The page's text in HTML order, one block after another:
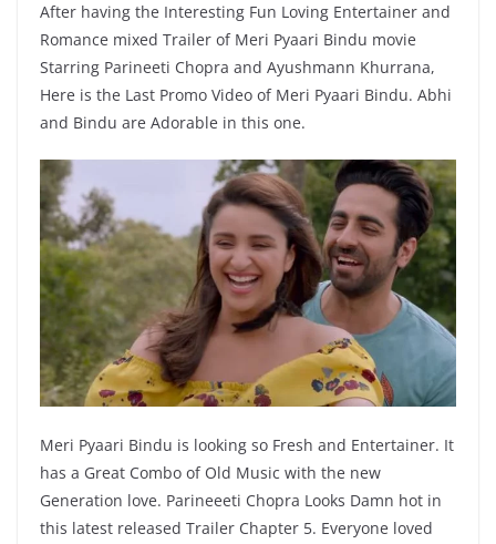
After having the Interesting Fun Loving Entertainer and
Romance mixed Trailer of Meri Pyaari Bindu movie
Starring Parineeti Chopra and Ayushmann Khurrana,
Here is the Last Promo Video of Meri Pyaari Bindu. Abhi
and Bindu are Adorable in this one.
Meri Pyaari Bindu is looking so Fresh and Entertainer. It
has a Great Combo of Old Music with the new
Generation love. Parineeeti Chopra Looks Damn hot in
this latest released Trailer Chapter 5. Everyone loved